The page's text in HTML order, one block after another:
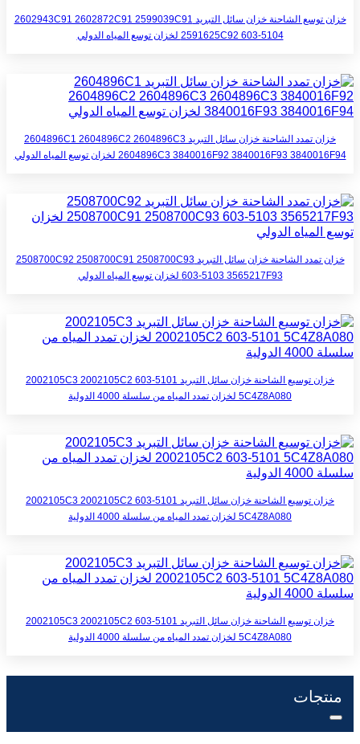
خزان توسع الشاحنة خزان سائل التبريد 2602943C91 2602872C91 2599039C91
2591625C92 603-5104 لخزان توسع المياه الدولي
خزان تمدد الشاحنة خزان سائل التبريد 2604896C1 2604896C2 2604896C3
2604896C3 3840016F92 3840016F93 3840016F94 لخزان توسع المياه الدولي
خزان تمدد الشاحنة خزان سائل التبريد 2508700C92 2508700C91 2508700C93
603-5103 3565217F93 لخزان توسع المياه الدولي
خزان توسيع الشاحنة خزان سائل التبريد 2002105C3 2002105C2 603-5101
5C4Z8A080 لخزان تمدد المياه من سلسلة 4000 الدولية
خزان توسيع الشاحنة خزان سائل التبريد 2002105C3 2002105C2 603-5101
5C4Z8A080 لخزان تمدد المياه من سلسلة 4000 الدولية
خزان توسيع الشاحنة خزان سائل التبريد 2002105C3 2002105C2 603-5101
5C4Z8A080 لخزان تمدد المياه من سلسلة 4000 الدولية
منتجات